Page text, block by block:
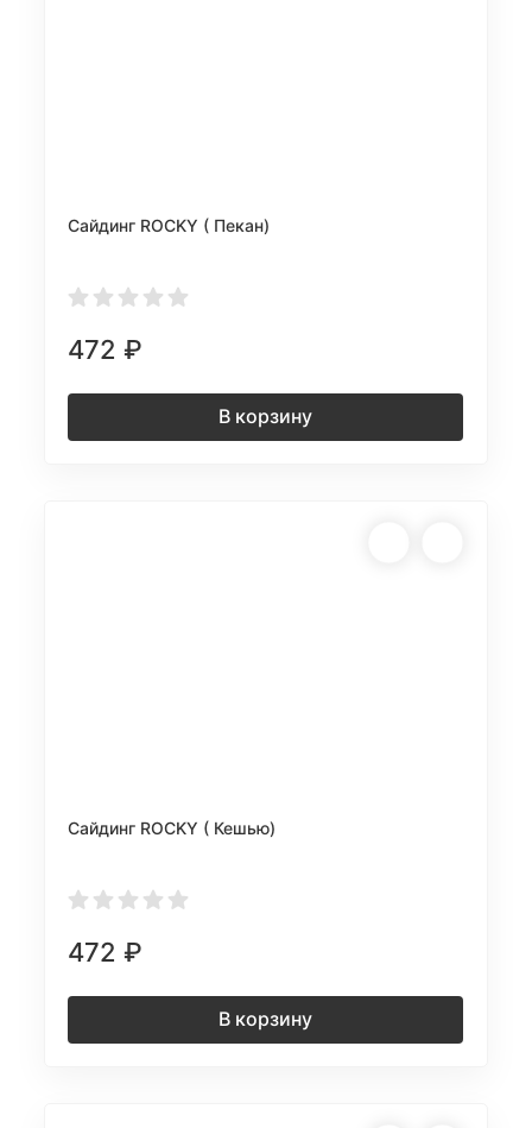
Сайдинг ROCKY ( Пекан)
472₽
В корзину
Сайдинг ROCKY ( Кешью)
472₽
В корзину